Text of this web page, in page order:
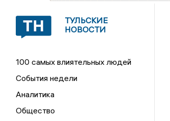
ТУЛЬСКИЕ
НОВОСТИ
100 самых влиятельных людей
События недели
Аналитика
Общество